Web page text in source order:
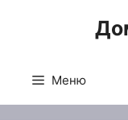
Меню